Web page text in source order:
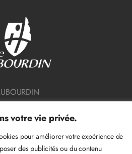
votre vie privée.
pour améliorer votre expérience de
des publicités ou du contenu
02 90 – Fax : 03 20 44 02 50
d'Haubourdin - site réalisé par